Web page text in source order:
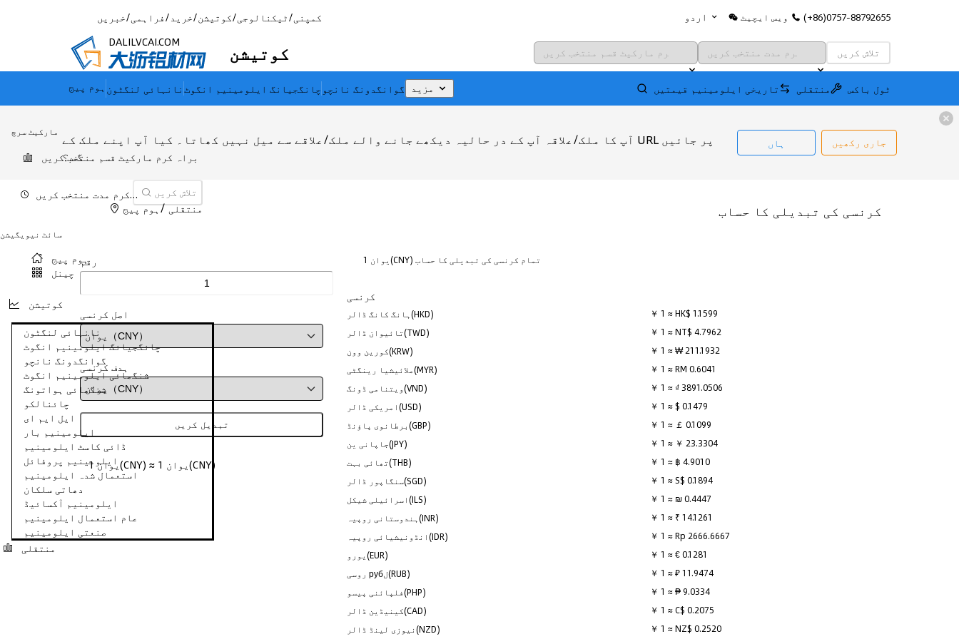
خبریں/فراہمی/خرید/کوتیشن/ٹیکنالوجی/کمپنی اردو ویس ایچیٹ (+86)0757-88792655
DALILVCAI.COM کوتیشن تلاش کریں
ہوم پیج نانہائی لنگٹونچانگجیانگ ایلومینیم انگوٹ گوانگدونگ نانچو مزید تاریخی ایلومینیم قیمتیں منتقلی ٹول باکس
مارکیٹ سرچ
براہ کرم مارکیٹ قسم منتخب کریں
براہ کرم مدت منتخب کریں تلاش کریں
سائٹ نیویگیشن
ہوم پیج
چینل
کوتیشن
نانہائی لنگٹون
چانگجیانگ ایلومینیم انگوٹ
گوانگدونگ نانچو
شنگھائی ایلومینیم انگوٹ
شنگھائی ہواتونگ
چائنالکو
ایل ایم ای
ایلومینیم بار
ڈائی کاسٹ ایلومینیم
ایلومینیم پروفائل
استعمال شدہ ایلومینیم
دھاتی سلکان
ایلومینیم آکسائیڈ
عام استعمال ایلومینیم
صنعتی ایلومینیم
منتقلی
آپ کا ملک/علاقہ آپ کے در حالیہ دیکھے جانے والے ملک/علاقے سے میل نہیں کھاتا۔ کیا آپ اپنے ملک کے URL پر جائیں
گے؟
ہاں جاری رکھیں
ہوم پیج/منتقلی کرنسی کی تبدیلی کا حساب
رقم
اصل کرنسی
ہدف کرنسی
تبدیل کریں
1 یوان(CNY) ≈ 1 یوان(CNY)
1 یوان(CNY) تمام کرنسی کی تبدیلی کا حساب
کرنسی
ہانگ کانگ ڈالر(HKD)
￥ 1 ≈ HK$ 1.1599
تائیوان ڈالر(TWD)
￥ 1 ≈ NT$ 4.7962
کورین وون(KRW)
￥ 1 ≈ ₩ 211.1932
ملائیشیا رینگٹی(MYR)
￥ 1 ≈ RM 0.6041
ویتنامی ڈونگ(VND)
￥ 1 ≈ ₫ 3891.0506
امریکی ڈالر(USD)
￥ 1 ≈ $ 0.1479
برطانوی پاؤنڈ(GBP)
￥ 1 ≈ ￡ 0.1099
جاپانی ین(JPY)
￥ 1 ≈ ￥ 23.3304
تھائی بہت(THB)
￥ 1 ≈ ฿ 4.9010
سنگاپور ڈالر(SGD)
￥ 1 ≈ S$ 0.1894
اسرائیلی شیکل(ILS)
￥ 1 ≈ ₪ 0.4447
ہندوستانی روپیہ(INR)
￥ 1 ≈ ₹ 14.1261
انڈونیشیائی روپیہ(IDR)
￥ 1 ≈ Rp 2666.6667
یورو(EUR)
￥ 1 ≈ € 0.1281
روسی рубل(RUB)
￥ 1 ≈ ₽ 11.9474
فلپائنی پیسو(PHP)
￥ 1 ≈ ₱ 9.0334
کینیڈین ڈالر(CAD)
￥ 1 ≈ C$ 0.2075
نیوزی لینڈ ڈالر(NZD)
￥ 1 ≈ NZ$ 0.2520